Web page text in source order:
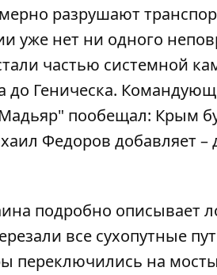
разрушают
уже нет ни одного
частью системной
до Геническа.
пообещал: Крым
Федоров добавляет –
подробно описывает
все сухопутные
переключились на